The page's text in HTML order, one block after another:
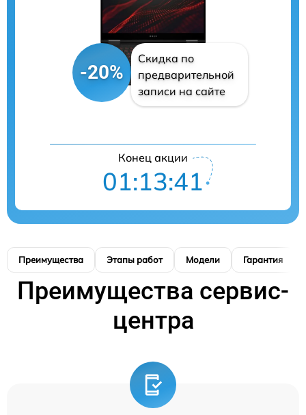
-20%
Скидка по
предварительной
записи на сайте
Конец акции
01:13:40
Преимущества Этапы работ Модели Гарантия
Преимущества сервис-
центра